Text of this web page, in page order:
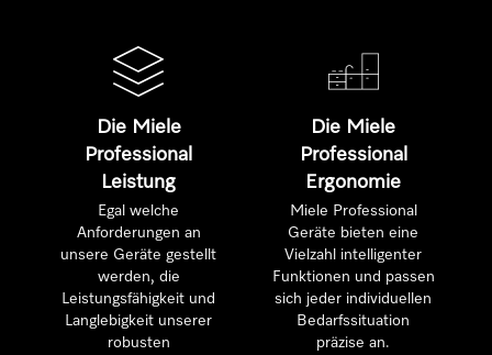
Die Miele
Professional
Leistung
Egal welche
Anforderungen an
unsere Geräte gestellt
werden, die
Leistungsfähigkeit und
Langlebigkeit unserer
robusten
Die Miele
Professional
Ergonomie
Miele Professional
Geräte bieten eine
Vielzahl intelligenter
Funktionen und passen
sich jeder individuellen
Bedarfssituation
präzise an.